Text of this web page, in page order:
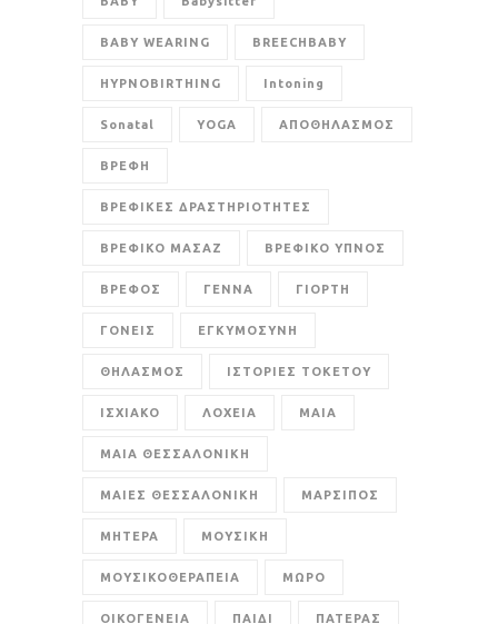
BABY WEARING BREECHBABY
HYPNOBIRTHING Intoning
Sonatal YOGA ΑΠΟΘΗΛΑΣΜΟΣ
ΒΡΕΦΗ
ΒΡΕΦΙΚΕΣ ΔΡΑΣΤΗΡΙΟΤΗΤΕΣ
ΒΡΕΦΙΚΟ ΜΑΣΑΖ ΒΡΕΦΙΚΟ ΥΠΝΟΣ
ΒΡΕΦΟΣ ΓΕΝΝΑ ΓΙΟΡΤΗ
ΓΟΝΕΙΣ ΕΓΚΥΜΟΣΥΝΗ
ΘΗΛΑΣΜΟΣ ΙΣΤΟΡΙΕΣ ΤΟΚΕΤΟΥ
ΙΣΧΙΑΚΟ ΛΟΧΕΙΑ ΜΑΙΑ
ΜΑΙΑ ΘΕΣΣΑΛΟΝΙΚΗ
ΜΑΙΕΣ ΘΕΣΣΑΛΟΝΙΚΗ ΜΑΡΣΙΠΟΣ
ΜΗΤΕΡΑ ΜΟΥΣΙΚΗ
ΜΟΥΣΙΚΟΘΕΡΑΠΕΙΑ ΜΩΡΟ
ΟΙΚΟΓΕΝΕΙΑ ΠΑΙΔΙ ΠΑΤΕΡΑΣ